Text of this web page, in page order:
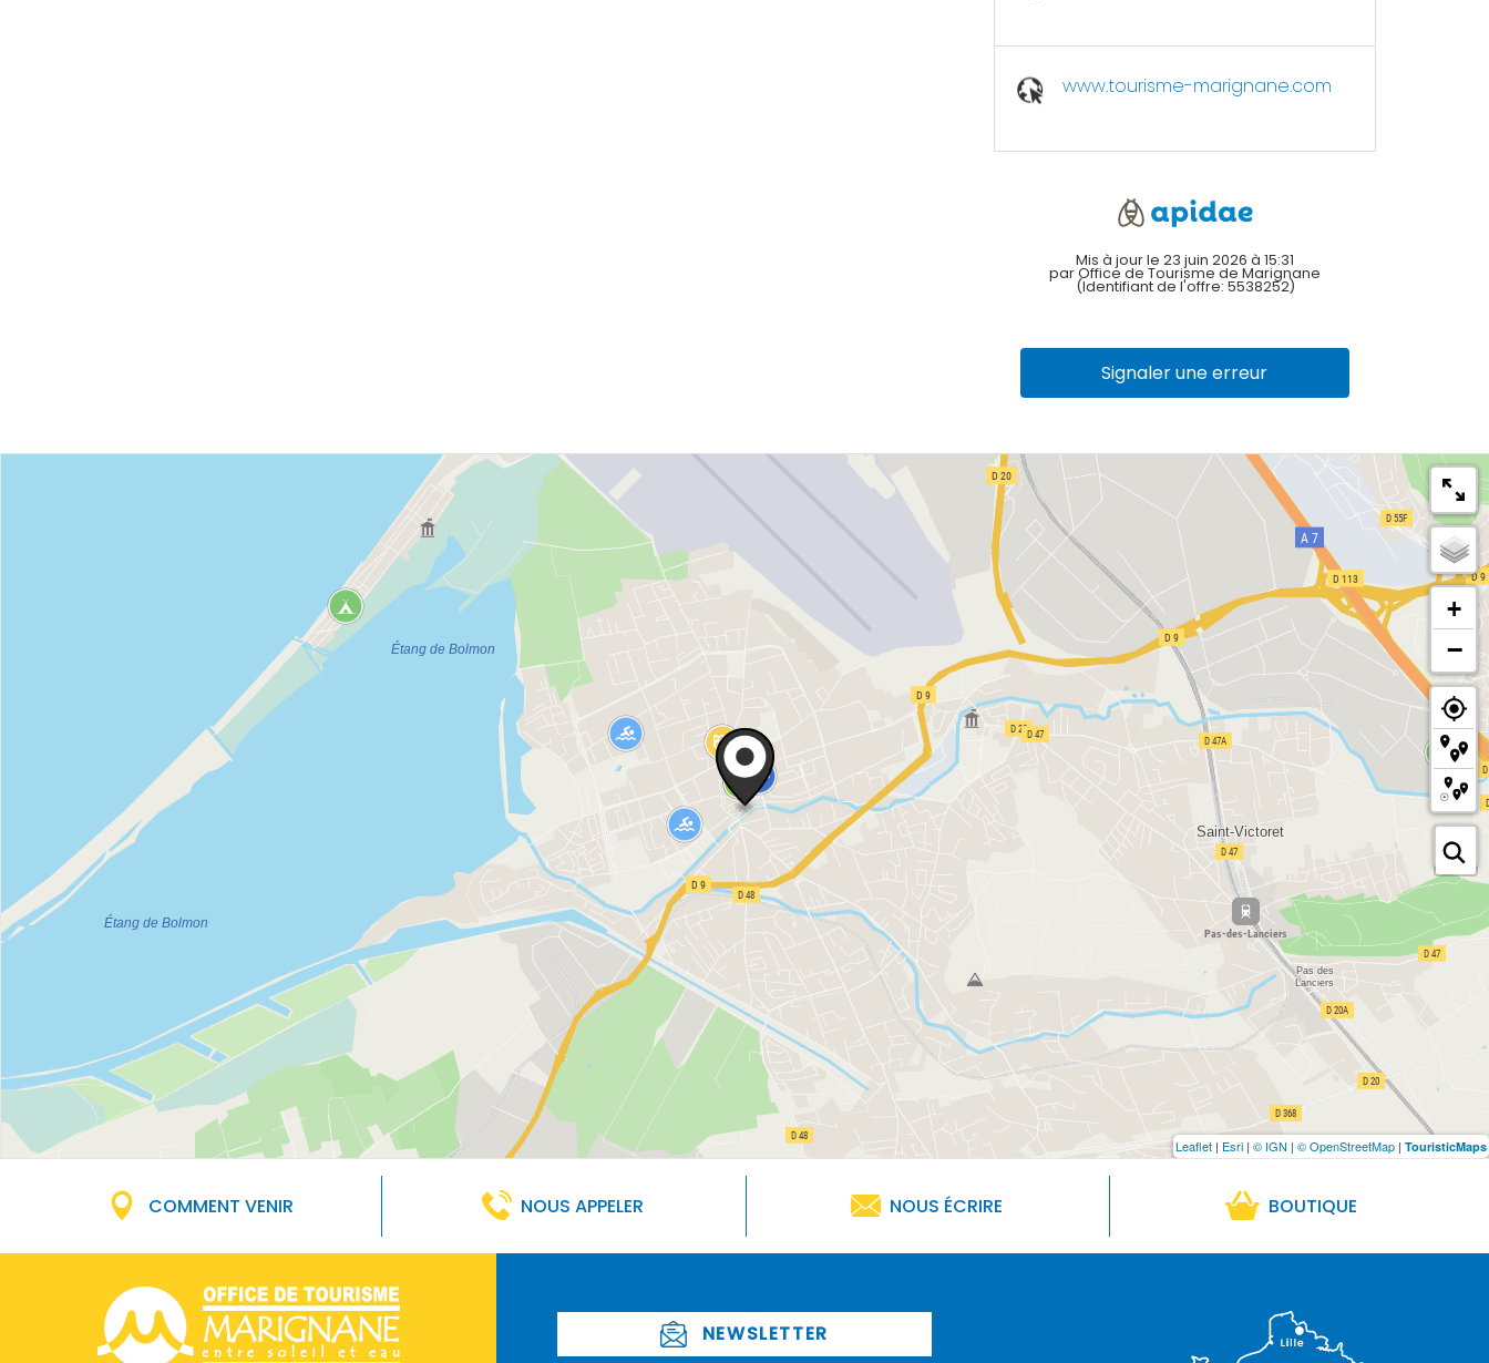
www.tourisme-marignane.com
Mis à jour le 23 juin 2026 à 15:31
par Office de Tourisme de Marignane
(Identifiant de l'offre: 5538252)
Signaler une erreur
+
−
Leaflet | Esri | © IGN | © OpenStreetMap | TouristicMaps
COMMENT VENIR NOUS APPELER NOUS ÉCRIRE BOUTIQUE
NEWSLETTER